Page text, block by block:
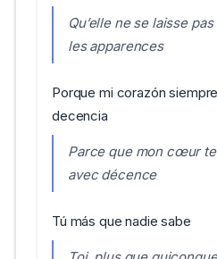
Qu’elle ne se laisse
les apparences
Porque mi corazón
decencia
Parce que mon cœur
avec décence
Tú más que nadie sabe